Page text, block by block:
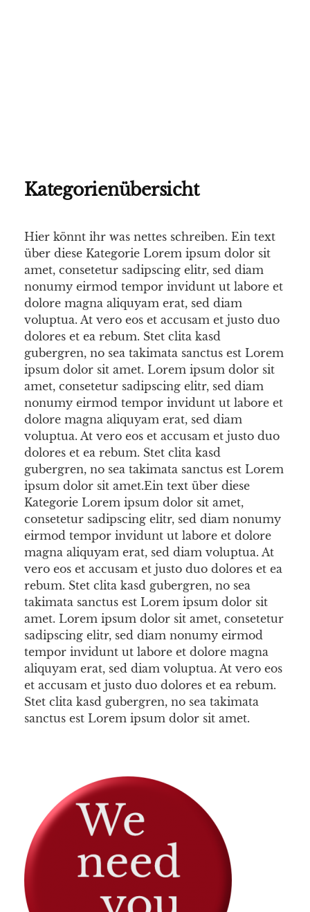
Kategorienübersicht
Hier könnt ihr was nettes schreiben. Ein text
über diese Kategorie Lorem ipsum dolor sit
amet, consetetur sadipscing elitr, sed diam
nonumy eirmod tempor invidunt ut labore et
dolore magna aliquyam erat, sed diam
voluptua. At vero eos et accusam et justo duo
dolores et ea rebum. Stet clita kasd
gubergren, no sea takimata sanctus est Lorem
ipsum dolor sit amet. Lorem ipsum dolor sit
amet, consetetur sadipscing elitr, sed diam
nonumy eirmod tempor invidunt ut labore et
dolore magna aliquyam erat, sed diam
voluptua. At vero eos et accusam et justo duo
dolores et ea rebum. Stet clita kasd
gubergren, no sea takimata sanctus est Lorem
ipsum dolor sit amet.Ein text über diese
Kategorie Lorem ipsum dolor sit amet,
consetetur sadipscing elitr, sed diam nonumy
eirmod tempor invidunt ut labore et dolore
magna aliquyam erat, sed diam voluptua. At
vero eos et accusam et justo duo dolores et ea
rebum. Stet clita kasd gubergren, no sea
takimata sanctus est Lorem ipsum dolor sit
amet. Lorem ipsum dolor sit amet, consetetur
sadipscing elitr, sed diam nonumy eirmod
tempor invidunt ut labore et dolore magna
aliquyam erat, sed diam voluptua. At vero eos
et accusam et justo duo dolores et ea rebum.
Stet clita kasd gubergren, no sea takimata
sanctus est Lorem ipsum dolor sit amet.